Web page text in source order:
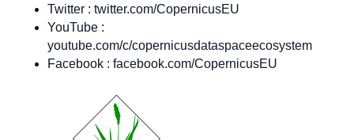
Twitter : twitter.com/CopernicusEU
YouTube :
youtube.com/c/copernicusdataspaceecosystem
Facebook : facebook.com/CopernicusEU